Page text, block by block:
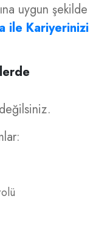
uygun şekilde
ile Kariyerinizi